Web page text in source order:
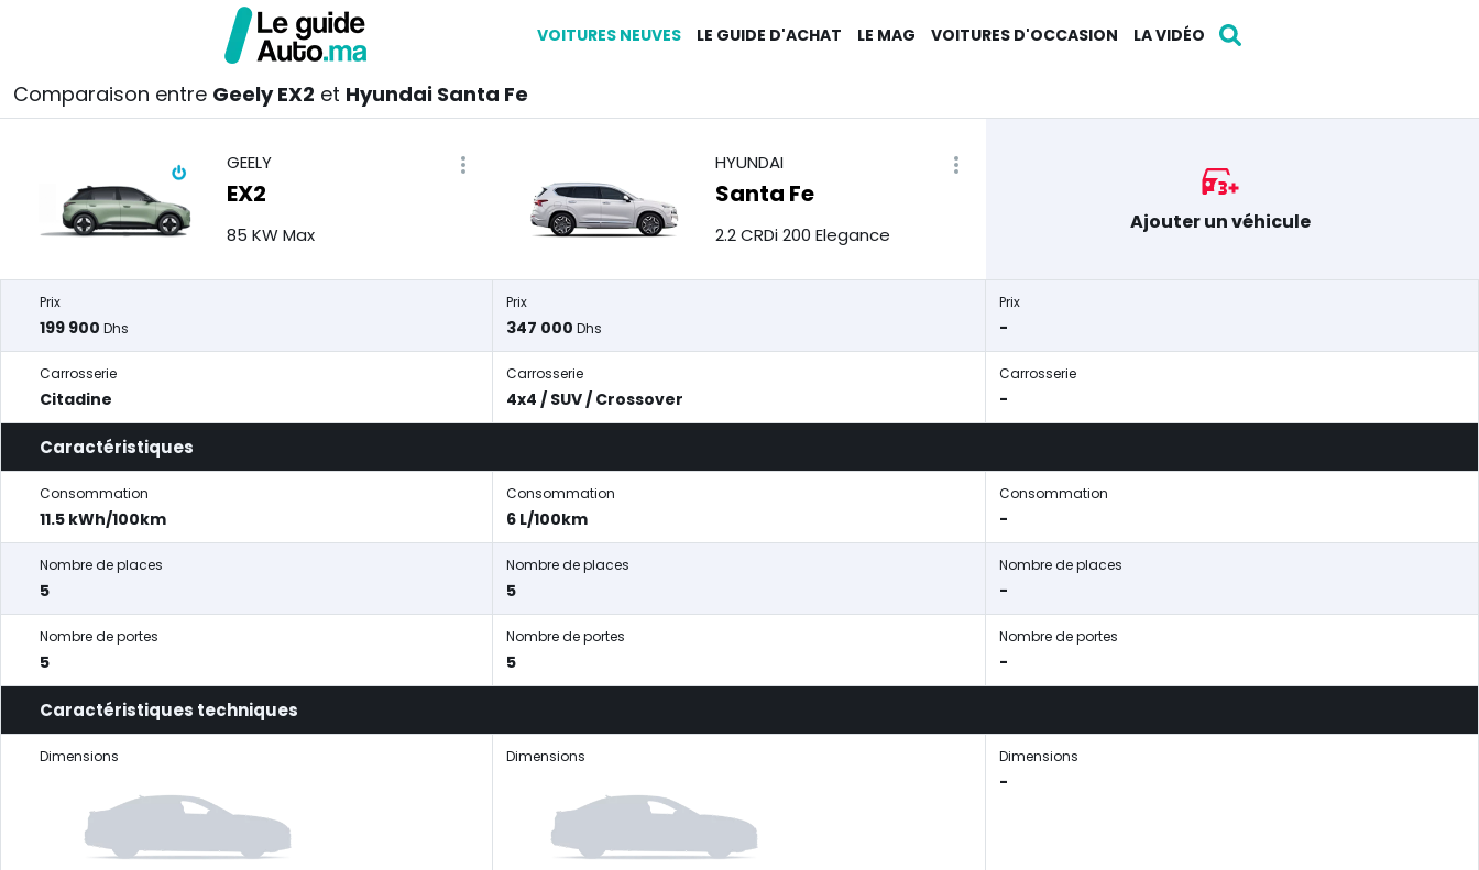
VOITURES NEUVES LE GUIDE D'ACHAT LE MAG VOITURES D'OCCASION LA VIDÉO
Comparaison entre Geely EX2 et Hyundai Santa Fe
GEELY
EX2
85 KW Max
HYUNDAI
Santa Fe
2.2 CRDi 200 Elegance
Ajouter un véhicule
Prix
199 900 Dhs
Prix
347 000 Dhs
Prix
-
Carrosserie
Citadine
Carrosserie
4x4 / SUV / Crossover
Carrosserie
-
Caractéristiques
Consommation
11.5 kWh/100km
Consommation
6 L/100km
Consommation
-
Nombre de places
5
Nombre de places
5
Nombre de places
-
Nombre de portes
5
Nombre de portes
5
Nombre de portes
-
Caractéristiques techniques
Dimensions Dimensions Dimensions
-